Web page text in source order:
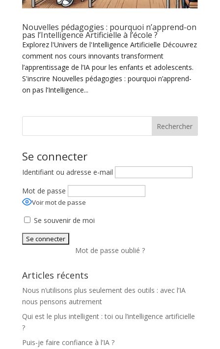
Nouvelles pédagogies : pourquoi n’apprend-on
pas l’Intelligence Artificielle à l’école ?
Explorez l'Univers de l'Intelligence Artificielle Découvrez
comment nos cours innovants transforment
l’apprentissage de l’IA pour les enfants et adolescents.
S'inscrire Nouvelles pédagogies : pourquoi n’apprend-
on pas l’Intelligence...
Rechercher
Se connecter
Identifiant ou adresse e-mail
Mot de passe
Voir mot de passe
Se souvenir de moi
Mot de passe oublié ?
Articles récents
Nous n’utilisons plus seulement des outils : avec l’IA
nous pensons autrement
Qui est le plus intelligent : toi ou l’intelligence artificielle
?
Puis-je faire confiance à l’IA ?